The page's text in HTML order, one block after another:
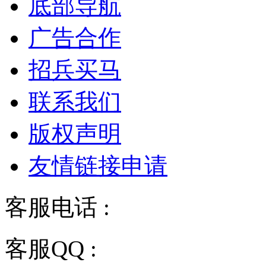
底部导航
广告合作
招兵买马
联系我们
版权声明
友情链接申请
客服电话 :
客服QQ :